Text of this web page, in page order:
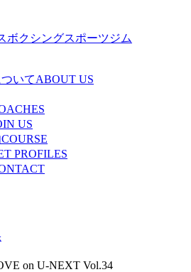
いてABOUT US
US
COURSE
PROFILES
on U-NEXT Vol.34